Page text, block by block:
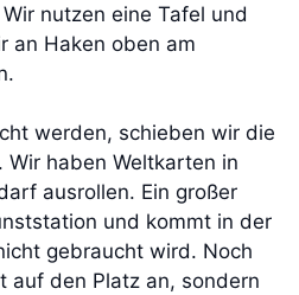
nutzen eine Tafel und
an Haken oben am
werden, schieben wir die
haben Weltkarten in
ausrollen. Ein großer
und kommt in der
gebraucht wird. Noch
auf den Platz an, sondern